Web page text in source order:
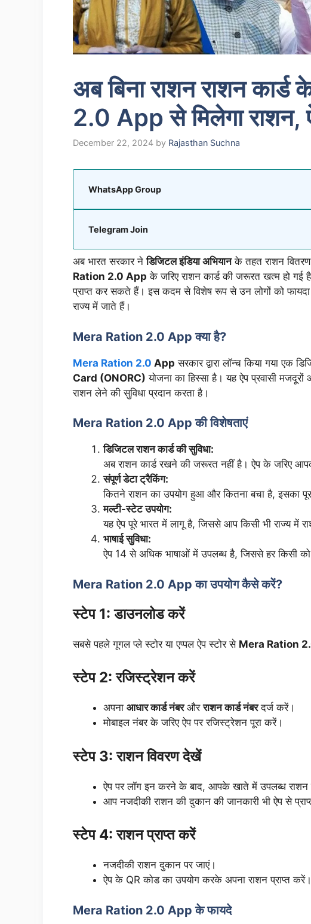
अब बिना राशन राशन
2.0 App से मिलेगा राशन,
December 22, 2024 by Rajasthan Suchna
WhatsApp Group
Telegram Join
अब भारत सरकार नेडिजिटल इंडिया अभियानके तहत राशन वितरण
Ration 2.0 App के जरिए राशन कार्ड की जरूरत खत्म हो
प्राप्त कर सकते हैं। इस कदम से विशेष रूप से उन लोगों को
राज्य में जाते हैं।
Mera Ration 2.0 App क्या है?
Mera Ration 2.0 App सरकार द्वारा लॉन्च किया गया एक
Card (ONORC) योजना का हिस्सा है। यह ऐप प्रवासी
राशन लेने की सुविधा प्रदान करता है।
Mera Ration 2.0 App की विशेषताएं
डिजिटल राशन कार्ड की सुविधा:
अब राशन कार्ड रखने की जरूरत नहीं है। ऐप के जरिए आपका
संपूर्ण डेटा ट्रैकिंग:
कितने राशन का उपयोग हुआ और कितना बचा है, इसका
मल्टी-स्टेट उपयोग:
यह ऐप पूरे भारत में लागू है, जिससे आप किसी भी राज्य में
भाषाई सुविधा:
ऐप 14 से अधिक भाषाओं में उपलब्ध है, जिससे हर किसी
Mera Ration 2.0 App का उपयोग कैसे करें?
स्टेप 1: डाउनलोड करें
सबसे पहले गूगल प्ले स्टोर या एप्पल ऐप स्टोर से Mera Ration
स्टेप 2: रजिस्ट्रेशन करें
अपना आधार कार्ड नंबरऔरराशन कार्ड नंबरदर्ज करें।
मोबाइल नंबर के जरिए ऐप पर रजिस्ट्रेशन पूरा करें।
स्टेप 3: राशन विवरण देखें
ऐप पर लॉग इन करने के बाद, आपके खाते में उपलब्ध राशन
आप नजदीकी राशन की दुकान की जानकारी भी ऐप से
स्टेप 4: राशन प्राप्त करें
नजदीकी राशन दुकान पर जाएं।
ऐप के QR कोड का उपयोग करके अपना राशन प्राप्त करें।
Mera Ration 2.0 App के फायदे